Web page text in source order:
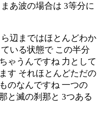
あ波の場合は 3等分に
辺まではほとんどわか
いる状態で この半分
ゃうんですね 力として
す それほとんどただの
のなんですね 一つの
と滅の刹那と 3つある